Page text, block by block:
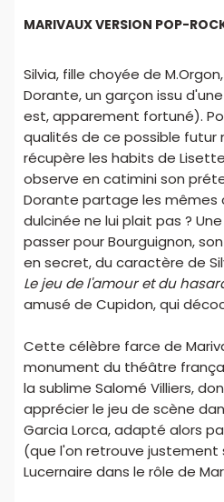
MARIVAUX VERSION POP-
Silvia, fille choyée de
Dorante, un garçon issu
est, apparement fortuné).
qualités de ce possible futur
récupère les habits de
observe en catimini son
Dorante partage les mêmes
dulcinée ne lui plait pas ?
passer pour Bourguignon,
en secret, du caractère de
Le jeu de l'amour et du
amusé de Cupidon, qui
Cette célèbre farce de
monument du théâtre
la sublime Salomé Villiers,
apprécier le jeu de scène
Garcia Lorca, adapté alors
(que l'on retrouve justement
Lucernaire dans le rôle de